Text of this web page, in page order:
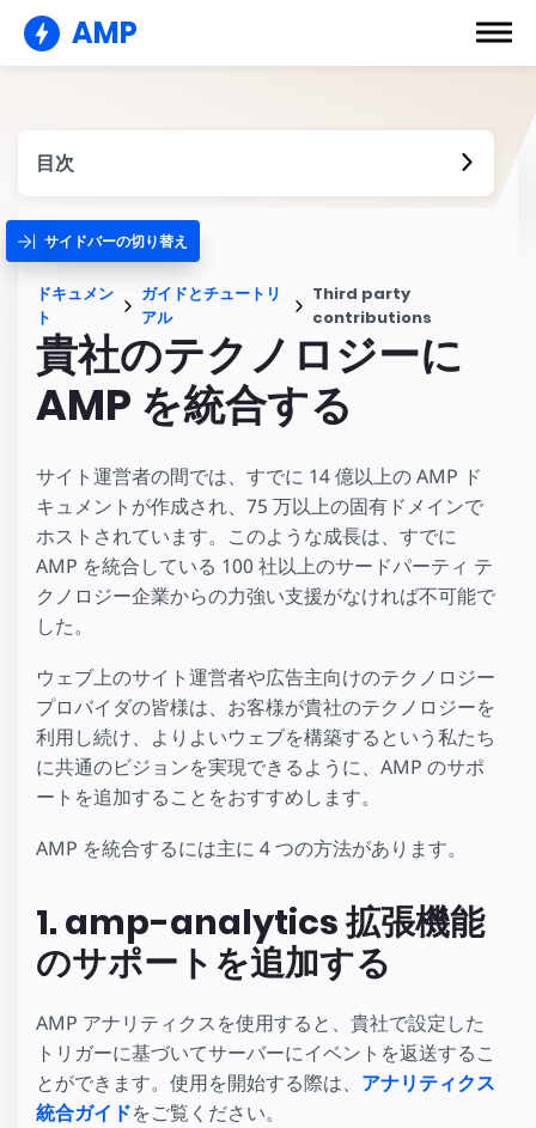
AMP
目次
サイドバーの切り替え
ドキュメン
ト
ガイドとチュートリ
アル
Third party
contributions
貴社のテクノロジーに
AMP を統合する
サイト運営者の間では、すでに 14 億以上の AMP ド
キュメントが作成され、75 万以上の固有ドメインで
ホストされています。このような成長は、すでに
AMP を統合している 100 社以上のサードパーティ テ
クノロジー企業からの力強い支援がなければ不可能で
した。
ウェブ上のサイト運営者や広告主向けのテクノロジー
プロバイダの皆様は、お客様が貴社のテクノロジーを
利用し続け、よりよいウェブを構築するという私たち
に共通のビジョンを実現できるように、AMP のサポ
ートを追加することをおすすめします。
AMP を統合するには主に 4 つの方法があります。
1. amp-analytics 拡張機能
のサポートを追加する
AMP アナリティクスを使用すると、貴社で設定した
トリガーに基づいてサーバーにイベントを返送するこ
とができます。使用を開始する際は、 アナリティクス
統合ガイドをご覧ください。